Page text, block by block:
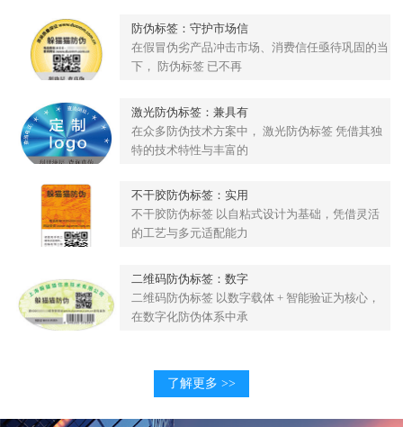
防伪标签：守护市场信
在假冒伪劣产品冲击市场、消费信任亟待巩固的当
下， 防伪标签 已不再
激光防伪标签：兼具有
在众多防伪技术方案中， 激光防伪标签 凭借其独
特的技术特性与丰富的
不干胶防伪标签：实用
不干胶防伪标签 以自粘式设计为基础，凭借灵活
的工艺与多元适配能力
二维码防伪标签：数字
二维码防伪标签 以数字载体 + 智能验证为核心，
在数字化防伪体系中承
了解更多 >>